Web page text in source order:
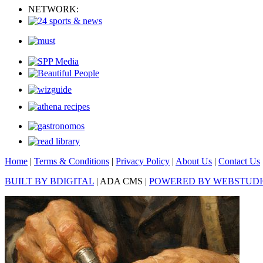
NETWORK:
Home | Terms & Conditions | Privacy Policy | About Us | Contact Us
BUILT BY BDIGITAL | ADA CMS | POWERED BY